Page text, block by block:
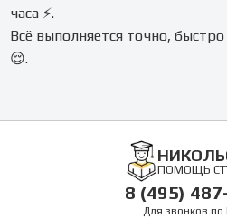
часа ⚡.
Всё выполняется точно,
😌.
ПОМОЩЬ
8 (495)
Для звонков по